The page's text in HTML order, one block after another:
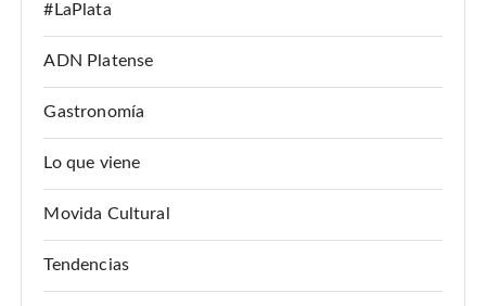
#LaPlata
ADN Platense
Gastronomía
Lo que viene
Movida Cultural
Tendencias